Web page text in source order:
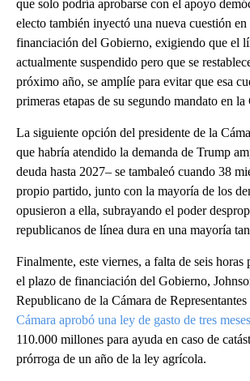
que solo podría aprobarse con el apoyo
electo también inyectó una nueva cuestión en
financiación del Gobierno, exigiendo que el
actualmente suspendido pero que se
próximo año, se amplíe para evitar que esa
primeras etapas de su segundo mandato en la
La siguiente opción del presidente de la
que habría atendido la demanda de Trump
deuda hasta 2027– se tambaleó cuando 38
propio partido, junto con la mayoría de los
opusieron a ella, subrayando el poder
republicanos de línea dura en una mayoría
Finalmente, este viernes, a falta de seis horas
el plazo de financiación del Gobierno,
Republicano de la Cámara de Representantes
Cámara aprobó una ley de gasto de tres meses
110.000 millones para ayuda en caso de
prórroga de un año de la ley agrícola.